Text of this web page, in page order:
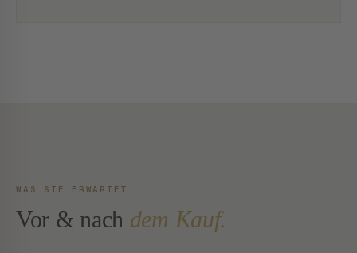
WAS SIE ERWARTET
Vor & nach dem Kauf.